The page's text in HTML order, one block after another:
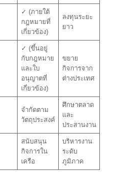
✓ (ภายใต้
กฎหมายที่
เกี่ยวข้อง)
ลงทุนระยะ
ยาว
✓ (ขึ้นอยู่
กับกฎหมาย
และใบ
อนุญาตที่
เกี่ยวข้อง)
ขยาย
กิจการจาก
ต่างประเทศ
จำกัดตาม
วัตถุประสงค์
ศึกษาตลาด
และ
ประสานงาน
สนับสนุน
กิจการใน
เครือ
บริหารงาน
ระดับ
ภูมิภาค